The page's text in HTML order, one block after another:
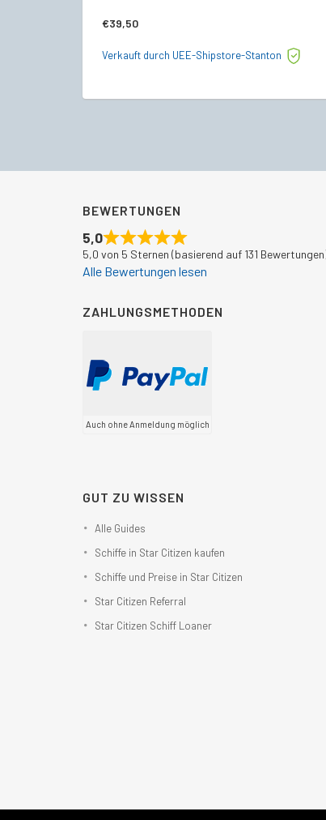
€39,50
Verkauft durch UEE-Shipstore-Stanton
BEWERTUNGEN
5,0
5,0 von 5 Sternen (basierend auf 131
Alle Bewertungen lesen
ZAHLUNGSMETHODEN
Auch ohne Anmeldung möglich
GUT ZU WISSEN
Alle Guides
Schiffe in Star Citizen kaufen
Schiffe und Preise in Star Citizen
Star Citizen Referral
Star Citizen Schiff Loaner